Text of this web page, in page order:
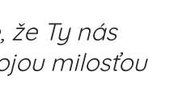
že Ty nás
milosťou